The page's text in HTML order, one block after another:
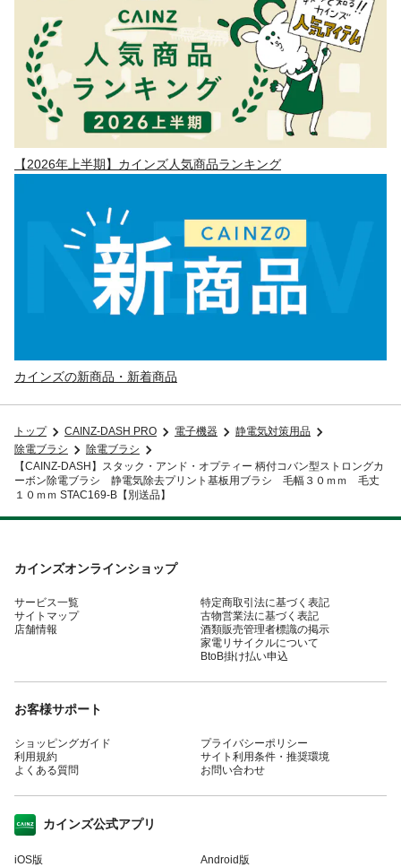
【2026年上半期】カインズ人気商品ランキング
カインズの新商品・新着商品
トップ CAINZ-DASH PRO 電子機器
静電気対策用品
除電ブラシ
除電ブラシ
【CAINZ-DASH】スタック・アンド・オプティー 柄付コバン型ストロングカ
ーボン除電ブラシ 静電気除去プリント基板用ブラシ 毛幅３０ｍｍ 毛丈
１０ｍｍ STAC169-B【別送品】
カインズオンラインショップ
サービス一覧
サイトマップ
店舗情報
特定商取引法に基づく表記
古物営業法に基づく表記
酒類販売管理者標識の掲示
家電リサイクルについて
BtoB掛け払い申込
お客様サポート
ショッピングガイド
利用規約
よくある質問
プライバシーポリシー
サイト利用条件・推奨環境
お問い合わせ
カインズ公式アプリ
iOS版 Android版